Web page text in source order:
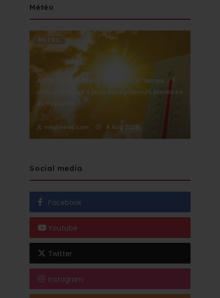
Météo
METÉO
Alerte Météo : Vague de chaleur et temps
chaud de mardi à jeudi dans plusieurs provinces
du Royaume
medi1news.com 4 Aug 2026
Social media
Facebook
Youtube
Twitter
Instagram